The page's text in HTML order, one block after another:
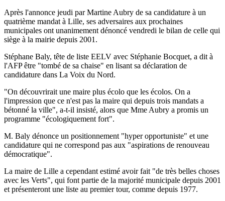
Après l'annonce jeudi par Martine Aubry de sa candidature à un
quatrième mandat à Lille, ses adversaires aux prochaines
municipales ont unanimement dénoncé vendredi le bilan de celle qui
siège à la mairie depuis 2001.
Stéphane Baly, tête de liste EELV avec Stéphanie Bocquet, a dit à
l'AFP être "tombé de sa chaise" en lisant sa déclaration de
candidature dans La Voix du Nord.
"On découvrirait une maire plus écolo que les écolos. On a
l'impression que ce n'est pas la maire qui depuis trois mandats a
bétonné la ville", a-t-il insisté, alors que Mme Aubry a promis un
programme "écologiquement fort".
M. Baly dénonce un positionnement "hyper opportuniste" et une
candidature qui ne correspond pas aux "aspirations de renouveau
démocratique".
La maire de Lille a cependant estimé avoir fait "de très belles choses
avec les Verts", qui font partie de la majorité municipale depuis 2001
et présenteront une liste au premier tour, comme depuis 1977.